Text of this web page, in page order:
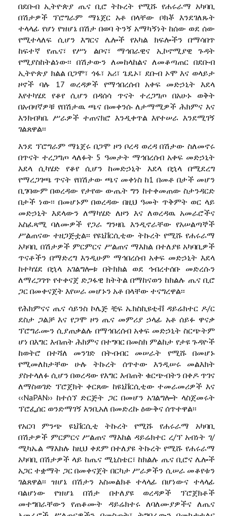
በደቡብ ኢትዮጵያ ጤና ቢሮ ትኩረት የሚሹ የሐሩራማ አካባቢ
በሽታዎች ፕሮግራም ማኔጀር አቶ በላቸው ቦክቾ እንደገለጹት
ተላላፊ የሆነ የዝሆኔ በሽታ በወባ ትንኝ አማካኝነት ከሰው ወደ ሰው
የሚተላለፍ ሲሆን እግርና ሌሎች የአካል ክፍሎችን በማሳበጥ
ከፍተኛ የጤና፣ የሥነ ልቦና፣ ማኅበራዊና ኢኮኖሚያዊ ጉዳት
የሚያስከትልነው፡፡ በሽታውን ለመከላከልና ለመቆጣጠር በደቡብ
ኢትዮጵያ ክልል በጋሞ፣ ጎፋ፣ አሪ፣ ጌዴኦ፣ ደቡብ ኦሞ እና ወላይታ
ዞኖች ባሉ 17 ወረዳዎች የማኅበረሰብ አቀፍ መድኃኒት እደላ
እየተካሄደ የቆየ ሲሆን በዳሰሳ ጥናት ተረጋግጦ በአሁኑ ወቅት
በአብዛኛዎቹ የበሽታዉ ጫና በመቀንሱ ለታማሚዎች ሕክምና እና
እንክብካቤ ሥራዎች ተጠናክሮ እንዲቀጥል እየተሠራ እንደሚገኝ
ገልጸዋል፡፡
እንደ ፕሮግራም ማኔጀሩ በጋሞ ዞን ቦረዳ ወረዳ በሽታው ስለመኖሩ
በጥናት ተረጋግጦ ላለፉት 5 ዓመታት ማኅበረሰብ አቀፍ መድኃኒት
እደላ ሲካሄድ የቆየ ሲሆን ከመድኃኒት እደላ በኋላ በሚደረግ
የማረጋገጫ ጥናት የበሽታው ጫና መቀነስ ከ1 በመቶ በታች መሆን
ቢገባውም በወረዳው የታየው ውጤት ግን ከተቀመጠው ስታንዳርድ
በታች ነው፡፡ በመሆኑም በወረዳው በዚህ ዓመት ጥቅምት ወር ላይ
መድኃኒት እደላውን ለማካሄድ ለዞን እና ለወረዳዉ አመራሮችና
አስፈጻሚ ባለሙዎች የጋራ ግንዛቤ እንዲኖራቸው የአሠልጣኞች
ሥልጠናው ተዘጋጅቷል፡፡ የዩኒቨርሲቲው ትኩረት የሚሹ የሐሩራማ
አካባቢ በሽታዎች ምርምርና ሥልጠና ማእከል በተለያዩ አካባቢዎች
ጥናቶችን በማድረግ እንዲሁም ማኅበረሰብ አቀፍ መድኃኒት እደላ
ከተካሄደ በኋላ አገልግሎቱ በትክክል ወደ ኅብረተሰቡ መድረሱን
ለማረጋገጥ የተቀናጀ ድጋፋዊ ክትትል በማከናወን ከክልሉ ጤና ቢሮ
ጋር በመቀናጀት እየሠራ መሆኑን አቶ በላቸው ተናግረዋል፡፡
የሕክምናና ጤና ሳይንስ ኮሌጅ ቺፍ ኤክስኪዩቲቭ ዳይሬክተር ዶ/ር
ደስታ ጋልቻ እና የጋሞ ዞን ጤና መምሪያ ኃላፊ አቶ ሰይፉ ዋናቃ
ፕሮግራሙን ሲያጠቃልሉ በማኅበረሰብ አቀፍ መድኃኒት ስርጭትም
ሆነ በእግር እብጠት ሕክምና በተግባር በመስክ ምልከታ የታዩ ጉዳዮች
ከወትሮ በተሻለ መንገድ በትብብር መሠራት የሚሹ በመሆኑ
የሚመለከታቸው ሁሉ ትኩረት ሰጥተው እንዲሠሩ መልእክት
ያስተላለፉ ሲሆን በወረዳው የእግር እብጠት ቁርጭብትን በቀዶ ጥገና
ለማስወገድ ፕሮጀክት ቀርጸው ከዩኒቨርሲቲው ተመራመሪዎች እና
‹‹NaPAN›› ከተሰኘ ድርጅት ጋር በመሆን አገልግሎት ላስጀመሩት
ፕሮፌሰር ወንድማገኝ እንቢአለ በመድረኩ ዕውቅና ሰጥተዋል፡፡
የአርባ ምንጭ ዩኒቨርሲቲ ትኩረት የሚሹ የሐሩራማ አካባቢ
በሽታዎች ምርምርና ሥልጠና ማእከል ዳይሬክተር ረ/ፕ አብነት ገ/
ሚካኤል ማእከሉ ከዚህ ቀደም በተለያዩ ትኩረት የሚሹ የሐሩራማ
አካባቢ በሽታዎች ላይ ከጤና ሚኒስቴር፣ ከክልሉ ጤና ቢሮና ሌሎች
አጋር ተቋማት ጋር በመቀናጀት በርካታ ሥራዎችን ሲሠራ መቆየቱን
ገልጸዋል፡፡ ዝሆኔ በሽታን አስመልክቶ ተላላፊ በሆነውና ተላላፊ
ባልሆነው የዝሆኔ በሽታ በተለያዩ ወረዳዎች ፕሮጀክቶች
መተግበራቸውን የጠቆሙት ዳይሬክተሩ ለባለሙያዎችና ለጤና